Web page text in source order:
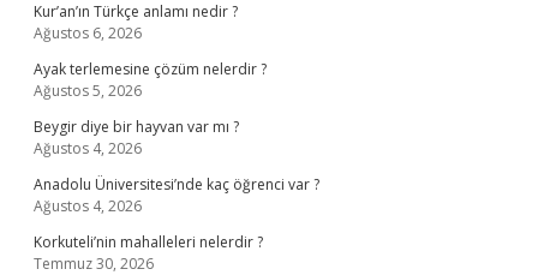
Kur’an’ın Türkçe anlamı nedir ?
Ağustos 6, 2026
Ayak terlemesine çözüm nelerdir ?
Ağustos 5, 2026
Beygir diye bir hayvan var mı ?
Ağustos 4, 2026
Anadolu Üniversitesi’nde kaç öğrenci var ?
Ağustos 4, 2026
Korkuteli’nin mahalleleri nelerdir ?
Temmuz 30, 2026